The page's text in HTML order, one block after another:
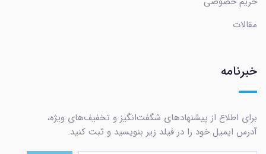
مقالات
خبرنامه
برای اطلاع از پیشنهادهای شگفت‌انگیز و تخفیف‌های ویژه،
آدرس ایمیل خود را در فیلد زیر بنویسید و ثبت کنید.